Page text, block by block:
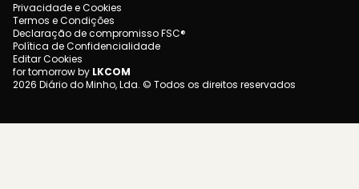
Privacidade e Cookies
Termos e Condições
Declaração de compromisso FSC®
Política de Confidencialidade
Editar Cookies
for tomorrow by LKCOM
2026 Diário do Minho, Lda. © Todos os direitos reservados